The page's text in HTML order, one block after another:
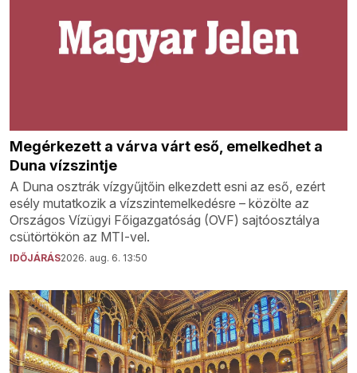
Megérkezett a várva várt eső, emelkedhet a
Duna vízszintje
A Duna osztrák vízgyűjtőin elkezdett esni az eső, ezért
esély mutatkozik a vízszintemelkedésre – közölte az
Országos Vízügyi Főigazgatóság (OVF) sajtóosztálya
csütörtökön az MTI-vel.
IDŐJÁRÁS2026. aug. 6. 13:50